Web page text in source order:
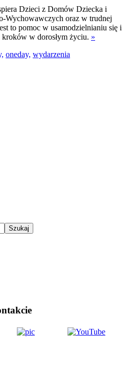
Dzieci z Domów Dziecka i
Wychowawczych oraz w trudnej
to pomoc w usamodzielnianiu się i
w dorosłym życiu. »
oneday, wydarzenia